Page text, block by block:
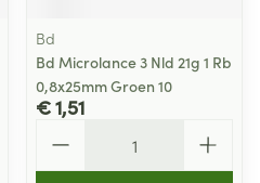
Bd
Bd Microlance 3 Nld 21g 1 Rb
0,8x25mm Groen 10
€ 1,51